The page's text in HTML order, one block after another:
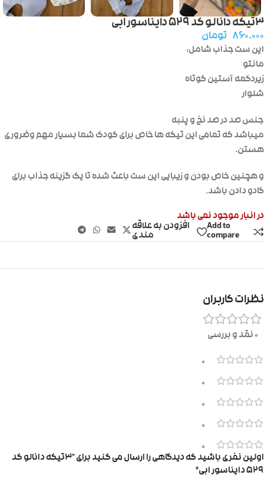
۳تیکه دانالو کد ۵۲۹ دایناسور ابی
۸۶۰.۰۰۰ تومان
این ست جذاب شامل:
مانتو
زیردکمه آستین کوتاه
شلوار
جنس صد در صد نخ و پنبه
میباشد که تمامی این تیکه ها خاص برای کودک شما بسیار مهم وضروری
هستن.
و هچنین خاص بودن و زیبایی این ست باعث شده تا یک گزینه جذاب برای
کادو دادن باشد.
در انبار موجود نمی باشد
Add to
compare
افزودن به علاقه
مندی
نظرات کاربران
0 نقد و بررسی
0
0
0
0
0
اولین نفری باشید که دیدگاهی را ارسال می کنید برای “۳تیکه دانالو کد
۵۲۹ دایناسور ابی”